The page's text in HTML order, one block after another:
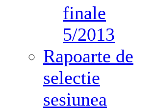
finale
5/2013
Rapoarte de
selectie
sesiunea